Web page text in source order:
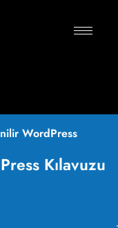
WordPress
Kılavuzu